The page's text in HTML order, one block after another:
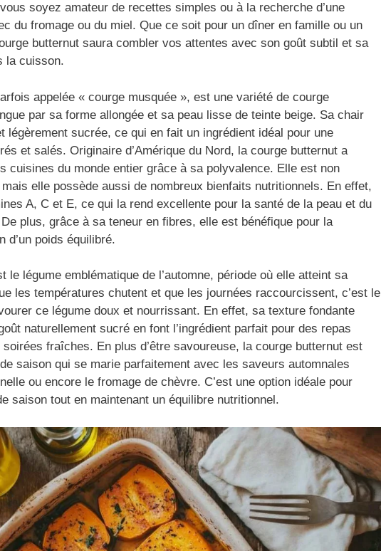
soyez amateur de recettes simples ou à la recherche d’une
du fromage ou du miel. Que ce soit pour un dîner en famille ou un
butternut saura combler vos attentes avec son goût subtil et sa
la cuisson.
appelée « courge musquée », est une variété de courge
par sa forme allongée et sa peau lisse de teinte beige. Sa chair
légèrement sucrée, ce qui en fait un ingrédient idéal pour une
et salés. Originaire d’Amérique du Nord, la courge butternut a
cuisines du monde entier grâce à sa polyvalence. Elle est non
elle possède aussi de nombreux bienfaits nutritionnels. En effet,
A, C et E, ce qui la rend excellente pour la santé de la peau et du
plus, grâce à sa teneur en fibres, elle est bénéfique pour la
d’un poids équilibré.
le légume emblématique de l’automne, période où elle atteint sa
les températures chutent et que les journées raccourcissent, c’est le
ce légume doux et nourrissant. En effet, sa texture fondante
naturellement sucré en font l’ingrédient parfait pour des repas
fraîches. En plus d’être savoureuse, la courge butternut est
saison qui se marie parfaitement avec les saveurs automnales
ou encore le fromage de chèvre. C’est une option idéale pour
saison tout en maintenant un équilibre nutritionnel.